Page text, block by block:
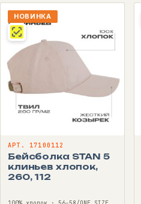
НОВИНКА
АРТ. 17100112
Бейсболка STAN 5
клиньев хлопок,
260, 112